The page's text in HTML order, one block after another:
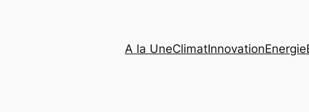
A la UneClimatInnovationEnergie